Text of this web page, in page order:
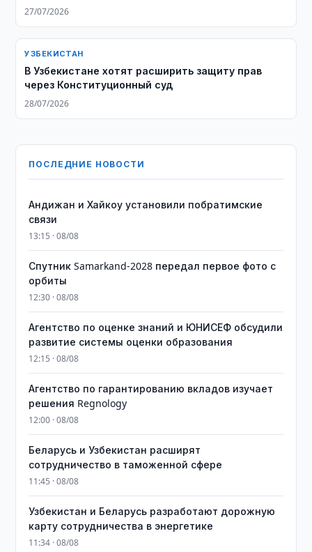
27/07/2026
УЗБЕКИСТАН
В Узбекистане хотят расширить защиту прав
через Конституционный суд
28/07/2026
ПОСЛЕДНИЕ НОВОСТИ
Андижан и Хайкоу установили побратимские
связи
13:15 · 08/08
Спутник Samarkand-2028 передал первое фото с
орбиты
12:30 · 08/08
Агентство по оценке знаний и ЮНИСЕФ обсудили
развитие системы оценки образования
12:15 · 08/08
Агентство по гарантированию вкладов изучает
решения Regnology
12:00 · 08/08
Беларусь и Узбекистан расширят
сотрудничество в таможенной сфере
11:45 · 08/08
Узбекистан и Беларусь разработают дорожную
карту сотрудничества в энергетике
11:34 · 08/08